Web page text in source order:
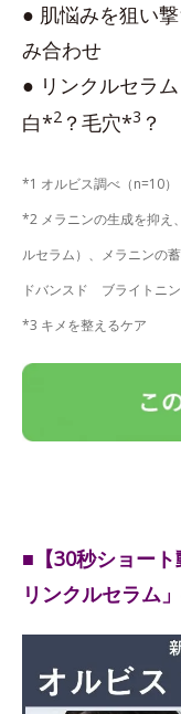
● 肌悩みを狙い
み合わせ
● リンクルセラ
白*2 ？毛穴*3 ？
*1 オルビス調べ（n=10）
*2 メラニンの生成を抑
ルセラム）、メラニンの
ドバンスド ブライトニ
*3 キメを整えるケア
■【30秒ショー
リンクルセラム